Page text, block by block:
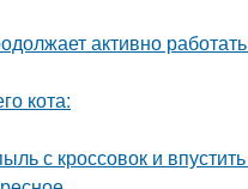
активно
кота:
с кроссовок и